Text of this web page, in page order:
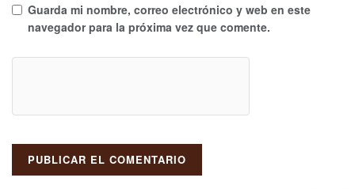
Guarda mi nombre, correo electrónico y web en este
navegador para la próxima vez que comente.